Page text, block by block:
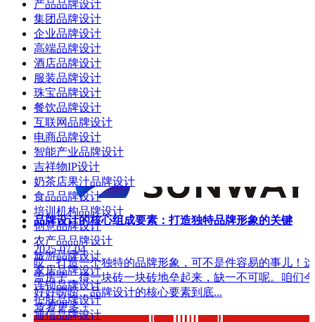
产品品牌设计
集团品牌设计
企业品牌设计
高端品牌设计
酒店品牌设计
服装品牌设计
珠宝品牌设计
餐饮品牌设计
互联网品牌设计
电商品牌设计
智能产业品牌设计
吉祥物IP设计
奶茶店果汁品牌设计
食品品牌设计
培训机构品牌设计
创意品牌设计
农产品品牌设计
旅游品牌设计
家居品牌设计
连锁品牌设计
护肤品牌设计
通信品牌设计
品牌设计的核心组成要素：打造独特品牌形象的关键
2025-07-04
哎，打造一个独特的品牌形象，可不是件容易的事儿！
盖房子，得一块砖一块砖地垒起来，缺一不可呢。咱们
好好唠唠，品牌设计的核心要素到底...
查看更多 +